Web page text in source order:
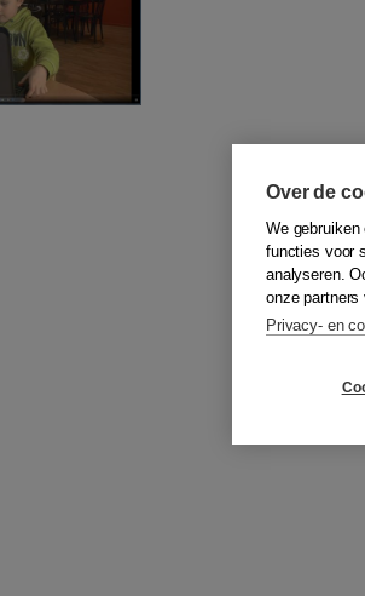
Over de
We
functies voor
analyseren.
onze partners
Privacy- en